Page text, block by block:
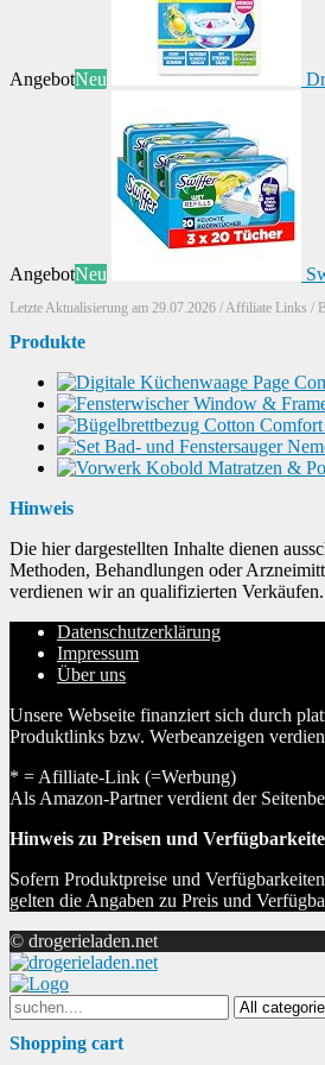
AngebotNeu
AngebotNeu
Letzte Aktualisierung am 29.07.2026 / Affiliate Links /
Produkte
Hinweis
Die hier dargestellten Inhalte dienen
Methoden, Behandlungen oder
verdienen wir an qualifizierten Verkäufen.
Datenschutzerklärung
Impressum
Über uns
Unsere Webseite finanziert sich durch
Produktlinks bzw. Werbeanzeigen
* = Afilliate-Link (=Werbung)
Als Amazon-Partner verdient der
Hinweis zu Preisen und
Sofern Produktpreise und
gelten die Angaben zu Preis und
© drogerieladen.net
Search
for:
Shopping cart